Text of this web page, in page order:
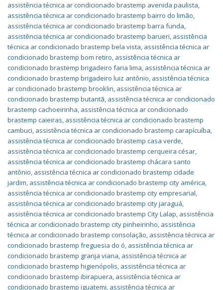
assistência técnica ar condicionado brastemp avenida paulista,
assistência técnica ar condicionado brastemp bairro do limão,
assistência técnica ar condicionado brastemp barra funda,
assistência técnica ar condicionado brastemp barueri, assistência
técnica ar condicionado brastemp bela vista, assistência técnica ar
condicionado brastemp bom retiro, assistência técnica ar
condicionado brastemp brigadeiro faria lima, assistência técnica ar
condicionado brastemp brigadeiro luiz antônio, assistência técnica
ar condicionado brastemp brooklin, assistência técnica ar
condicionado brastemp butantã, assistência técnica ar condicionado
brastemp cachoeirinha, assistência técnica ar condicionado
brastemp caieiras, assistência técnica ar condicionado brastemp
cambuci, assistência técnica ar condicionado brastemp carapícuíba,
assistência técnica ar condicionado brastemp casa verde,
assistência técnica ar condicionado brastemp cerqueira césar,
assistência técnica ar condicionado brastemp chácara santo
antônio, assistência técnica ar condicionado brastemp cidade
jardim, assistência técnica ar condicionado brastemp city américa,
assistência técnica ar condicionado brastemp city empresarial,
assistência técnica ar condicionado brastemp city jaraguá,
assistência técnica ar condicionado brastemp City Lalap, assistência
técnica ar condicionado brastemp city pinheirinho, assistência
técnica ar condicionado brastemp consolação, assistência técnica ar
condicionado brastemp freguesia do ó, assistência técnica ar
condicionado brastemp granja viana, assistência técnica ar
condicionado brastemp higienópolis, assistência técnica ar
condicionado brastemp ibirapuera, assistência técnica ar
condicionado brastemp iguatemi, assistência técnica ar